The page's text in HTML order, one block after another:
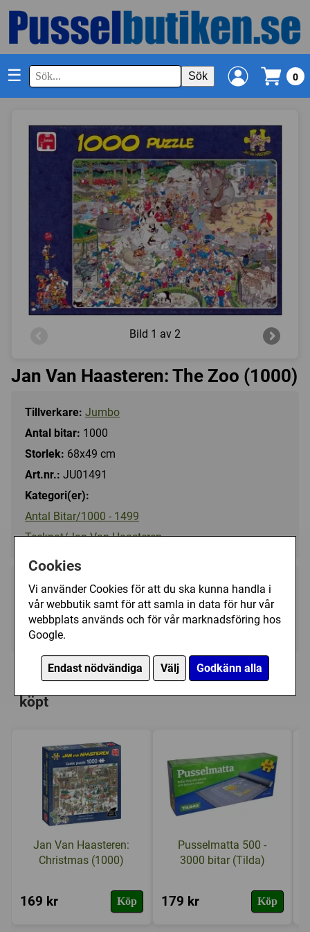
Cookies
Vi använder Cookies för att du ska kunna handla i
vår webbutik samt för att samla in data för hur vår
webbplats används och för vår marknadsföring hos
Google.
Endast nödvändiga Välj Godkänn alla
☰ Sök 0
Bild 1 av 2
Jan Van Haasteren: The Zoo (1000)
Tillverkare: Jumbo
Antal bitar: 1000
Storlek: 68x49 cm
Art.nr.: JU01491
Kategori(er):
Antal Bitar/1000 - 1499
Tecknat/Jan Van Haasteren
169 kr Utgått
Ej tillgänglig
Personer som har köpt Jan Van
Haasteren: The Zoo (1000) har också
köpt
Jan Van Haasteren:
Christmas (1000)
169 kr Köp
Pusselmatta 500 -
3000 bitar (Tilda)
179 kr Köp